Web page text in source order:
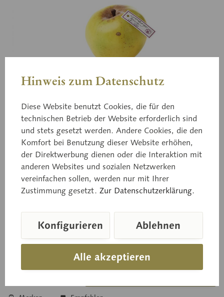
03/101
Luxemburger Renette
aus Papiermaché, natürliche Größe.
Preis auf Anfrage
In den Anfragekorb
Hinweis zum Datenschutz
Diese Website benutzt Cookies, die für den
technischen Betrieb der Website erforderlich sind
und stets gesetzt werden. Andere Cookies, die den
Komfort bei Benutzung dieser Website erhöhen,
der Direktwerbung dienen oder die Interaktion mit
anderen Websites und sozialen Netzwerken
vereinfachen sollen, werden nur mit Ihrer
Zustimmung gesetzt. Zur Datenschutzerklärung.
Alle akzeptieren
Konfigurieren Ablehnen